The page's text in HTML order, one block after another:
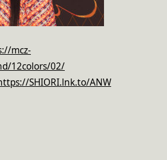
mcz-
12colors/02/
SHIORI.lnk.to/ANW